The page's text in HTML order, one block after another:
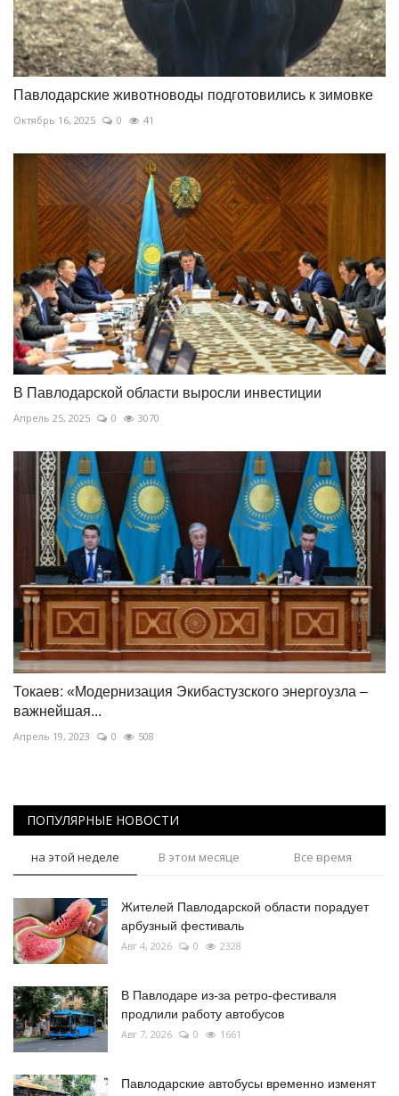
Павлодарские животноводы подготовились к зимовке
Октябрь 16, 2025 0 41
В Павлодарской области выросли инвестиции
Апрель 25, 2025 0 3070
Токаев: «Модернизация Экибастузского энергоузла –
важнейшая...
Апрель 19, 2023 0 508
ПОПУЛЯРНЫЕ НОВОСТИ
на этой неделе В этом месяце Все время
Жителей Павлодарской области порадует
арбузный фестиваль
Авг 4, 2026 0 2328
В Павлодаре из-за ретро-фестиваля
продлили работу автобусов
Авг 7, 2026 0 1661
Павлодарские автобусы временно изменят